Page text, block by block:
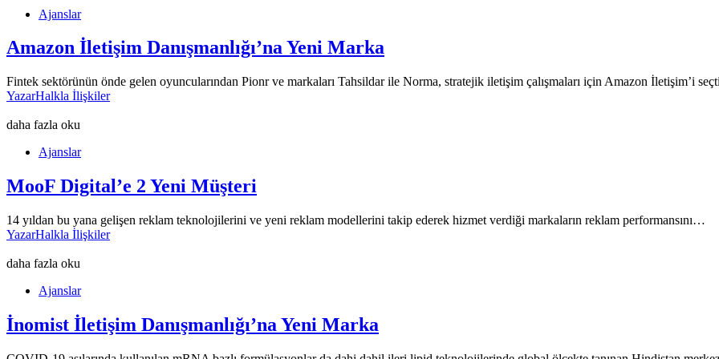
Ajanslar
Amazon İletişim Danışmanlığı’na Yeni Marka
Fintek sektörünün önde gelen oyuncularından Pionr ve markaları Tahsildar ile Norma, stratejik iletişim çalışmaları için Amazon İletişim’i
YazarHalkla İlişkiler
daha fazla oku
Ajanslar
MooF Digital’e 2 Yeni Müşteri
14 yıldan bu yana gelişen reklam teknolojilerini ve yeni reklam modellerini takip ederek hizmet verdiği markaların reklam performansını…
YazarHalkla İlişkiler
daha fazla oku
Ajanslar
İnomist İletişim Danışmanlığı’na Yeni Marka